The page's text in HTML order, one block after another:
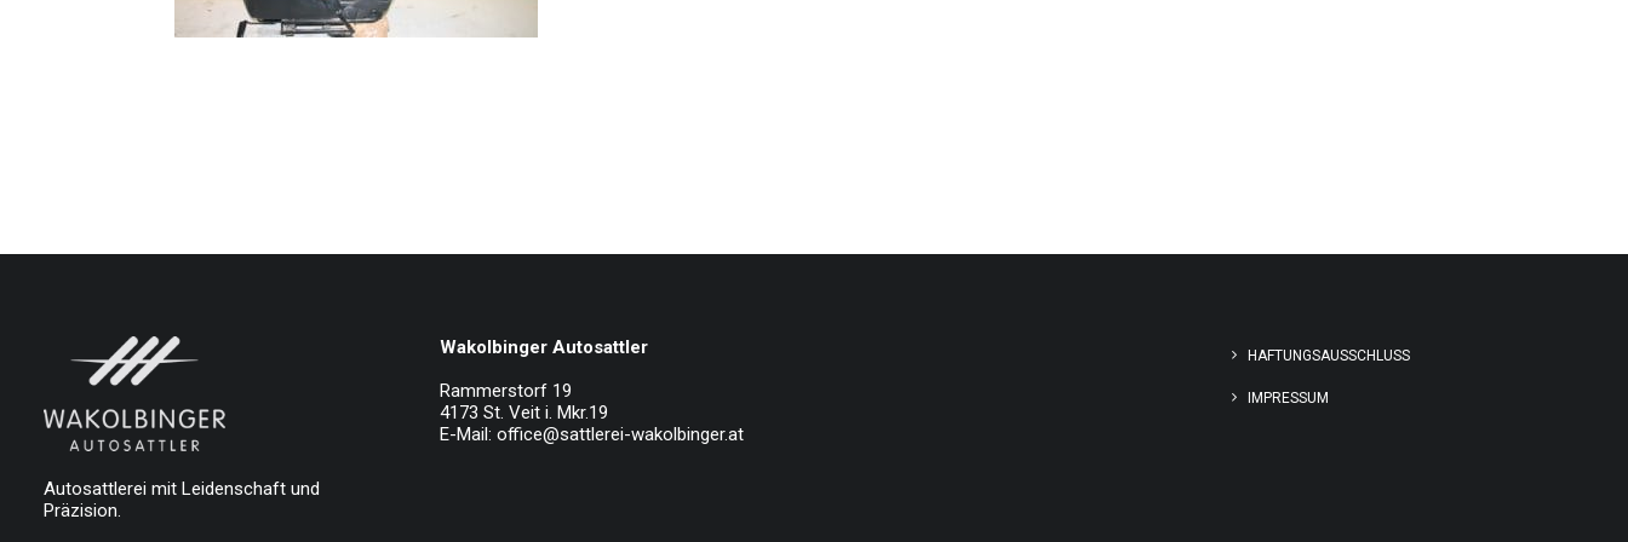
Autosattlerei mit Leidenschaft und
Präzision.
Wakolbinger Autosattler
Rammerstorf 19
4173 St. Veit i. Mkr.19
E-Mail: office@sattlerei-wakolbinger.at
HAFTUNGSAUSSCHLUSS
IMPRESSUM